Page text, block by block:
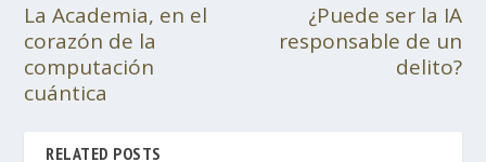
La Academia, en el
corazón de la
computación
cuántica
¿Puede ser la IA
responsable de un
delito?
RELATED POSTS